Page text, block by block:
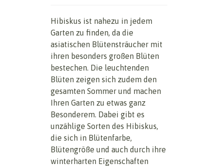
Hibiskus ist nahezu in jedem
Garten zu finden, da die
asiatischen Blütensträucher mit
ihren besonders großen Blüten
bestechen. Die leuchtenden
Blüten zeigen sich zudem den
gesamten Sommer und machen
Ihren Garten zu etwas ganz
Besonderem. Dabei gibt es
unzählige Sorten des Hibiskus,
die sich in Blütenfarbe,
Blütengröße und auch durch ihre
winterharten Eigenschaften